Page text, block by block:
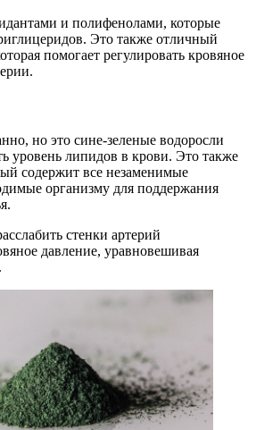
и полифенолами, которые
Это также отличный
помогает регулировать кровяное
но это сине-зеленые водоросли
уровень липидов в крови. Это также
содержит все незаменимые
организму для поддержания
стенки артерий
давление, уравновешивая